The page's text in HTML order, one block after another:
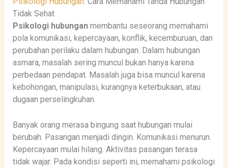
Tidak Sehat
Psikologi hubunganmembantu seseorang memahami
pola komunikasi, kepercayaan, konflik, kecemburuan, dan
perubahan perilaku dalam hubungan. Dalam hubungan
asmara, masalah sering muncul bukan hanya karena
perbedaan pendapat. Masalah juga bisa muncul karena
kebohongan, manipulasi, kurangnya keterbukaan, atau
dugaan perselingkuhan.
Banyak orang merasa bingung saat hubungan mulai
berubah. Pasangan menjadi dingin. Komunikasi menurun.
Kepercayaan mulai hilang. Aktivitas pasangan terasa
tidak wajar. Pada kondisi seperti ini, memahami psikologi